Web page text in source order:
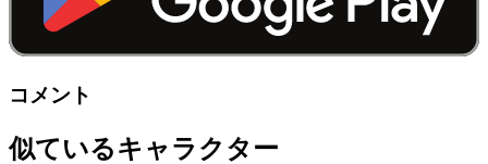
コメント
似ているキャラクター